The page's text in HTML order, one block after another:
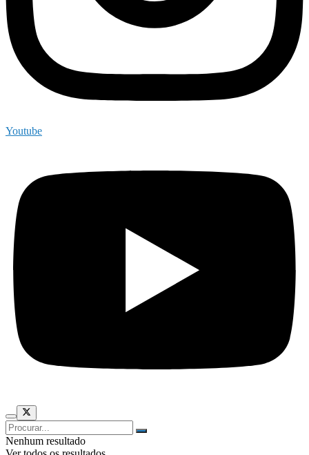
Youtube
Nenhum resultado